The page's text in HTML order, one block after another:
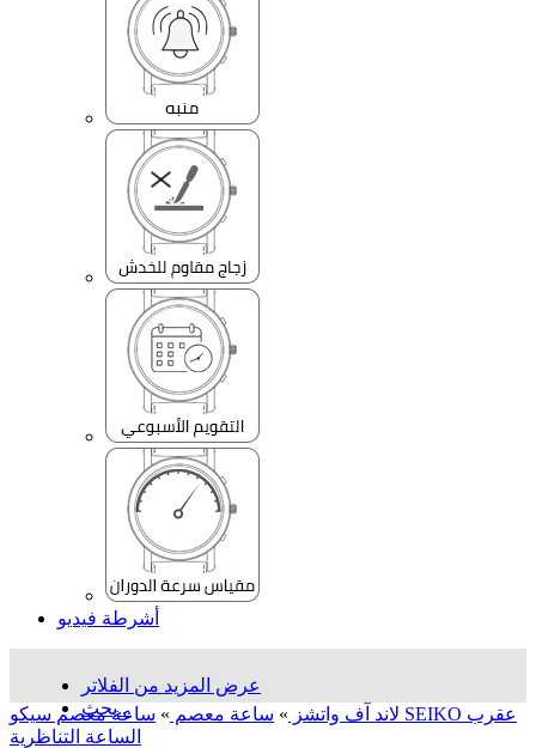
أشرطة فيديو
عرض المزيد من الفلاتر
بحث...
لاند آف واتشز » ساعة معصم » ساعة معصم سیکو SEIKO عقرب
الساعة التناظرية